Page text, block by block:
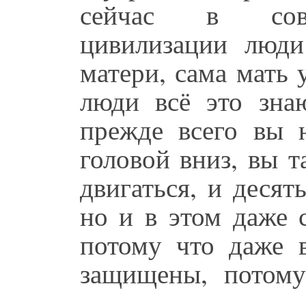
сейчас в
цивилизации
матери, сама мать
люди всё это
прежде всего вы
головой вниз, вы
двигаться, и
но и в этом даже
потому что даже
защищены,